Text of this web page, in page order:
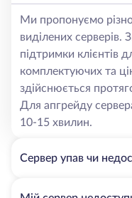
Ми пропонуємо
виділених
підтримки клієнтів
комплектуючих та
здійснюється
Для апгрейду
10-15 хвилин.
Сервер упав чи